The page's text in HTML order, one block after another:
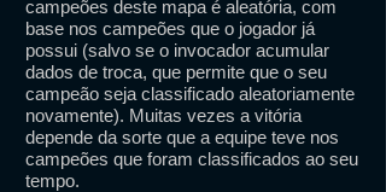
campeões deste mapa é aleatória, com
base nos campeões que o jogador já
possui (salvo se o invocador acumular
dados de troca, que permite que o seu
campeão seja classificado aleatoriamente
novamente). Muitas vezes a vitória
depende da sorte que a equipe teve nos
campeões que foram classificados ao seu
tempo.